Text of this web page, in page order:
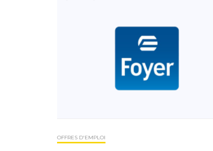
OFFRES D'EMPLOI